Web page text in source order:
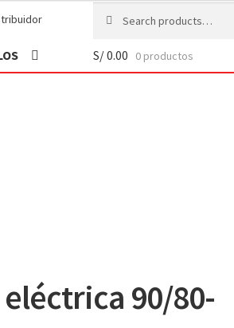
Search
S/0.00 0 productos
90/80-